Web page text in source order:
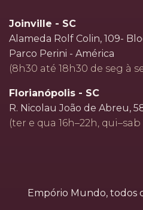
Joinville - SC
Alameda Rolf Colin, 109-
Parco Perini - América
(8h30 até 18h30 de seg à
Florianópolis - SC
R. Nicolau João de Abreu,
(ter e qua 16h–22h,
Empório Mundo, todos